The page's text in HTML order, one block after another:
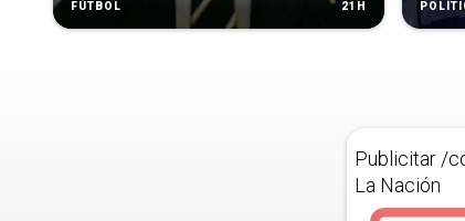
FÚTBOL 21H
Publicitar /
La Nación